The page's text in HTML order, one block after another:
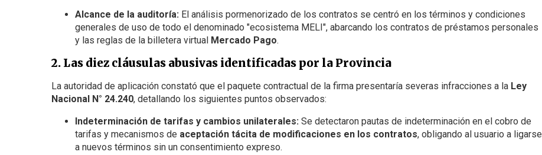
Alcance de la auditoría: El análisis pormenorizado de los contratos se centró en los términos y condiciones
generales de uso de todo el denominado "ecosistema MELI", abarcando los contratos de préstamos personales
y las reglas de la billetera virtual Mercado Pago.
2. Las diez cláusulas abusivas identificadas por la Provincia
La autoridad de aplicación constató que el paquete contractual de la firma presentaría severas infracciones a la Ley
Nacional N° 24.240, detallando los siguientes puntos observados:
Indeterminación de tarifas y cambios unilaterales: Se detectaron pautas de indeterminación en el cobro de
tarifas y mecanismos de aceptación tácita de modificaciones en los contratos, obligando al usuario a ligarse
a nuevos términos sin un consentimiento expreso.